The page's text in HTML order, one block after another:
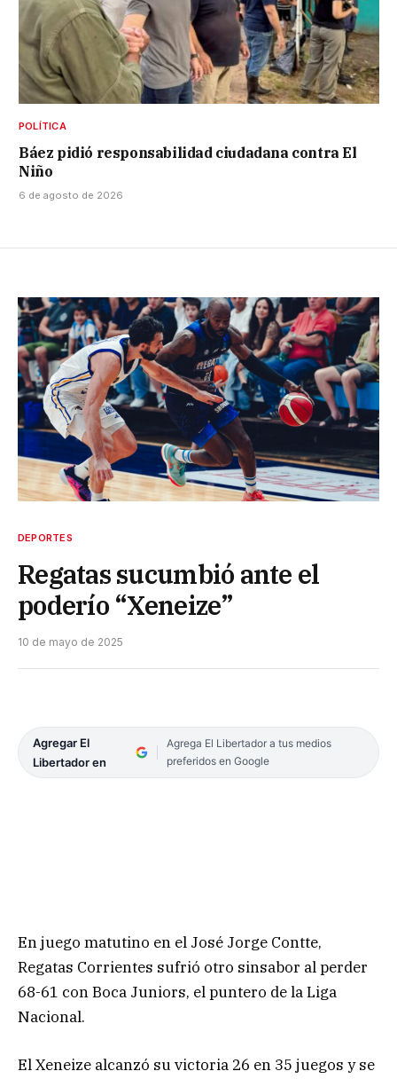
POLÍTICA
Báez pidió responsabilidad ciudadana contra El
Niño
6 de agosto de 2026
DEPORTES
Regatas sucumbió ante el
poderío “Xeneize”
10 de mayo de 2025
Agregar El
Libertador en
Agrega El Libertador a tus medios
preferidos en Google
En juego matutino en el José Jorge Contte,
Regatas Corrientes sufrió otro sinsabor al perder
68-61 con Boca Juniors, el puntero de la Liga
Nacional.
El Xeneize alcanzó su victoria 26 en 35 juegos y se